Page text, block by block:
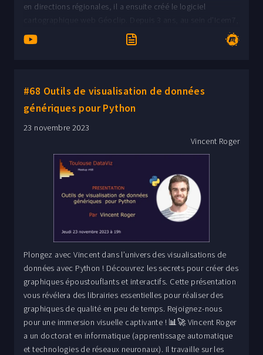
en directions régionales, il a ensuite créé le logiciel
cartographique web Géoclip. Depuis 3 ans, au sein d'Icem7,
il forme sur mesure en sémiologie graphique et analyse de
données, rédige des études statistiques et graphiques
dans ces domaines.
#68 Outils de visualisation de données
génériques pour Python
23 novembre 2023
Vincent Roger
Plongez avec Vincent dans l’univers des visualisations de
données avec Python ! Découvrez les secrets pour créer des
graphiques époustouflants et interactifs. Cette présentation
vous révélera des librairies essentielles pour réaliser des
graphiques de qualité en peu de temps. Rejoignez-nous
pour une immersion visuelle captivante ! 📊🚀 Vincent Roger
a un doctorat en informatique (apprentissage automatique
et technologies de réseaux neuronaux). Il travaille sur les